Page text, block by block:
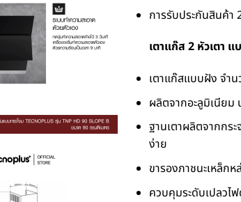
การรับประกันสินค้า
เตาแก๊ส 2 หัวเตา
เตาแก๊สแบบฝัง จำน
ผลิตจากอะลูมิเนียม
ฐานเตาผลิตจากกร
ง่าย
ขารองภาชนะเหล็ก
ควบคุมระดับเปลวไ